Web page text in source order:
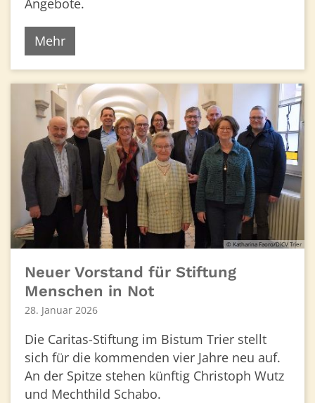
Mehr
© Katharina Faoro/DiCV Trier
Neuer Vorstand für Stiftung
Menschen in Not
28. Januar 2026
Die Caritas-Stiftung im Bistum Trier stellt
sich für die kommenden vier Jahre neu auf.
An der Spitze stehen künftig Christoph Wutz
und Mechthild Schabo.